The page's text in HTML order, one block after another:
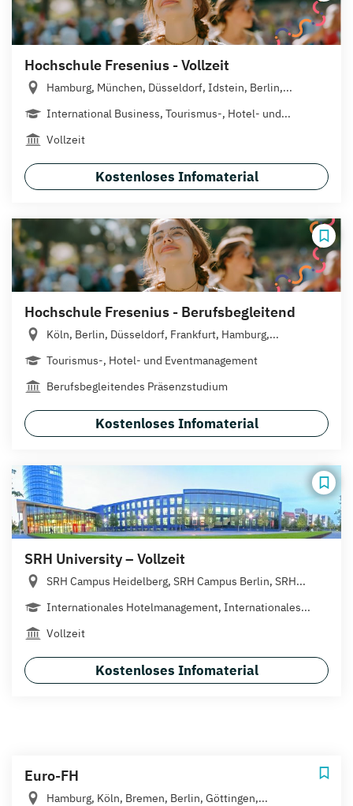
Hochschule Fresenius - Vollzeit
Hamburg, München, Düsseldorf, Idstein, Berlin,...
International Business, Tourismus-, Hotel- und...
Vollzeit
Kostenloses Infomaterial
Hochschule Fresenius - Berufsbegleitend
Köln, Berlin, Düsseldorf, Frankfurt, Hamburg,...
Tourismus-, Hotel- und Eventmanagement
Berufsbegleitendes Präsenzstudium
Kostenloses Infomaterial
SRH University – Vollzeit
SRH Campus Heidelberg, SRH Campus Berlin, SRH...
Internationales Hotelmanagement, Internationales...
Vollzeit
Kostenloses Infomaterial
Euro-FH
Hamburg, Köln, Bremen, Berlin, Göttingen,...